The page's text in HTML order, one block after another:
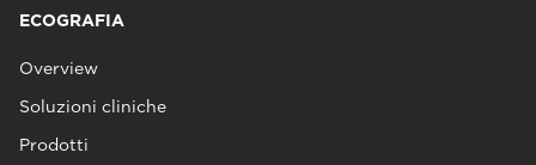
ECOGRAFIA
Overview
Soluzioni cliniche
Prodotti